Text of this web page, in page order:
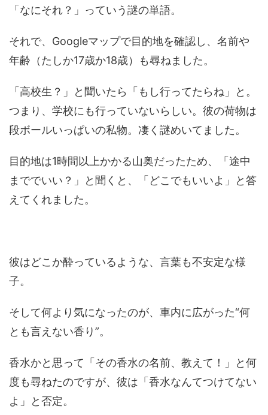
「なにそれ？」っていう謎の単語。
それで、Googleマップで目的地を確認し、名前や
年齢（たしか17歳か18歳）も尋ねました。
「高校生？」と聞いたら「もし行ってたらね」と。
つまり、学校にも行っていないらしい。彼の荷物は
段ボールいっぱいの私物。凄く謎めいてました。
目的地は1時間以上かかる山奥だったため、「途中
まででいい？」と聞くと、「どこでもいいよ」と答
えてくれました。
彼はどこか酔っているような、言葉も不安定な様
子。
そして何より気になったのが、車内に広がった“何
とも言えない香り”。
香水かと思って「その香水の名前、教えて！」と何
度も尋ねたのですが、彼は「香水なんてつけてない
よ」と否定。